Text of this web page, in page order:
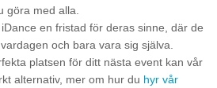
göra med alla.
en fristad för deras sinne, där de
och bara vara sig själva.
platsen för ditt nästa event kan vår
alternativ, mer om hur du hyr vår